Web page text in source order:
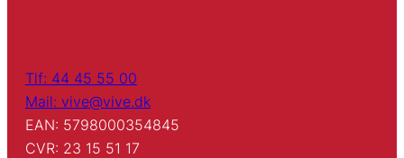
Tlf: 44 45 55 00
Mail: vive@vive.dk
EAN: 5798000354845
CVR: 23 15 51 17